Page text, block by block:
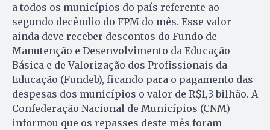
a todos os municípios do país referente ao
segundo decêndio do FPM do mês. Esse valor
ainda deve receber descontos do Fundo de
Manutenção e Desenvolvimento da Educação
Básica e de Valorização dos Profissionais da
Educação (Fundeb), ficando para o pagamento das
despesas dos municípios o valor de R$1,3 bilhão. A
Confederação Nacional de Municípios (CNM)
informou que os repasses deste mês foram